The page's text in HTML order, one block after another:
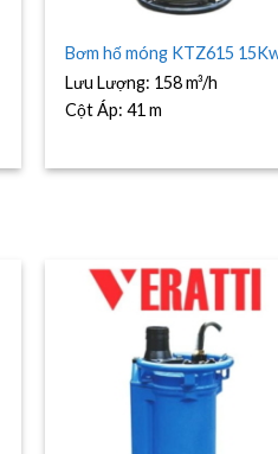
Bơm hố móng KTZ615
Lưu Lượng: 158 m³/h
Cột Áp:41 m